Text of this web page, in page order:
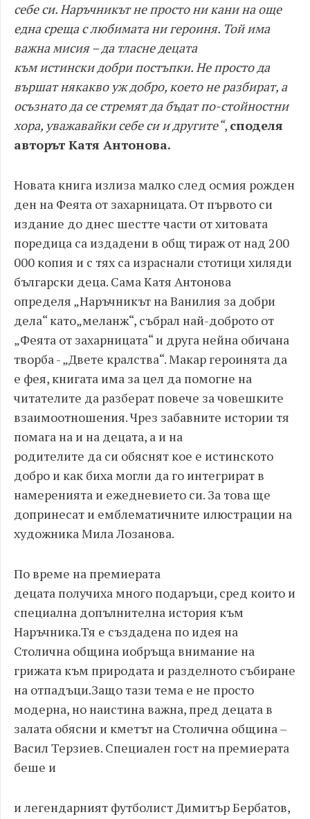
себе си.Наръчникът не простони кани на още
една срещаслюбимата ни героиня. Тойима
важна мисия – да тласне децата
къмистинскидобри постъпки.Не просто да
вършат някакво уж добро, което не разбират, а
осъзнато да се стремят да бъдат по-стойностни
хора, уважавайки себе си и другите“, споделя
авторът Катя Антонова.
Новата книга излиза малко след осмия рожден
ден на Феята от захарницата. От първото си
издание до днес шестте части от хитовата
поредица са издадени в общ тираж от над 200
000 копия и с тях са израснали стотици хиляди
български деца. Сама Катя Антонова
определя „Наръчникът на Ванилия за добри
дела“ като„меланж“, събрал най-доброто от
„Феята от захарницата“ и друга нейна обичана
творба -„Двете кралства“.Макар героинята да
е фея, книгата има за цел да помогне на
читателите да разберат повече за човешките
взаимоотношения. Чрез забавните истории тя
помага на и на децата, а и на
родителите да си обяснят кое е истинското
добро и как биха могли да го интегрират в
намеренията и ежедневието си. За това ще
допринесат и емблематичните илюстрации на
художника Мила Лозанова.
По време на премиерата
децата получихамного подаръци, сред които и
специална допълнителна история към
Наръчника.Тя е създадена по идея на
Столична община иобръща внимание на
грижата към природата и разделното събиране
на отпадъци.Защо тази тема е не просто
модерна, но наистина важна, пред децата в
залата обясни и кметът на Столична община –
Васил Терзиев. Специален гост на премиерата
беше и
и легендарният футболист Димитър Бербатов,